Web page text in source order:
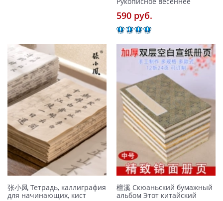
590 pуб.
张小凤 Тетрадь, каллиграфия
для начинающих, кист
檀溪 Скюаньский бумажный
альбом Этот китайский